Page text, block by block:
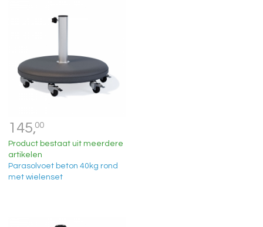
145,00
Product bestaat uit meerdere
artikelen
Parasolvoet beton 40kg rond
met wielenset